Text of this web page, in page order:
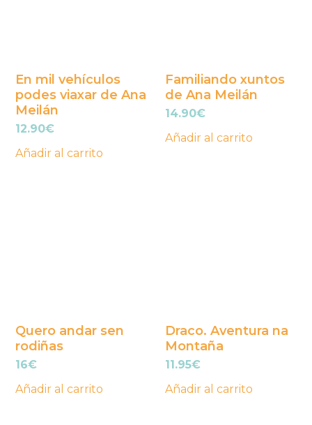
En mil vehículos
podes viaxar de Ana
Meilán
12.90€
Añadir al carrito
Familiando xuntos
de Ana Meilán
14.90€
Añadir al carrito
Quero andar sen
rodiñas
16€
Añadir al carrito
Draco. Aventura na
Montaña
11.95€
Añadir al carrito